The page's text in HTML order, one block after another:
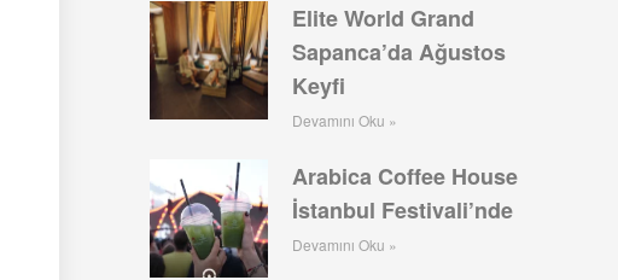
Elite World Grand
Sapanca’da Ağustos
Keyfi
Devamını Oku »
Arabica Coffee House
İstanbul Festivali’nde
Devamını Oku »